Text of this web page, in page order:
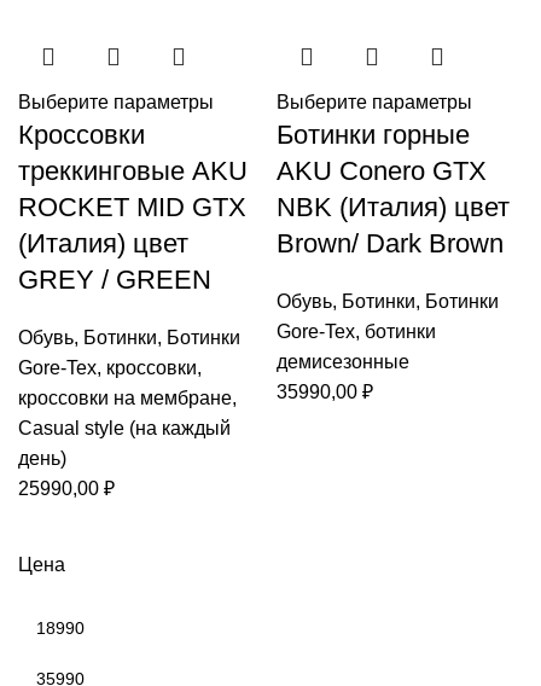
Цена
Выберите параметры
Кроссовки
треккинговые AKU
ROCKET MID GTX
(Италия) цвет
GREY / GREEN
Обувь, Ботинки, Ботинки
Gore-Tex, кроссовки,
кроссовки на мембране,
Casual style (на каждый
день)
25990,00 ₽
Выберите параметры
Ботинки горные
AKU Conero GTX
NBK (Италия) цвет
Brown/ Dark Brown
Обувь, Ботинки, Ботинки
Gore-Tex, ботинки
демисезонные
35990,00 ₽